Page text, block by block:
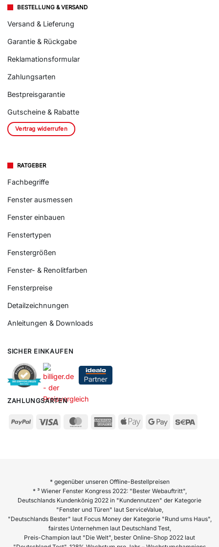
BESTELLUNG & VERSAND
Versand & Lieferung
Garantie & Rückgabe
Reklamationsformular
Zahlungsarten
Bestpreisgarantie
Gutscheine & Rabatte
Vertrag widerrufen
RATGEBER
Fachbegriffe
Fenster ausmessen
Fenster einbauen
Fenstertypen
Fenstergrößen
Fenster- & Renolitfarben
Fensterpreise
Detailzeichnungen
Anleitungen & Downloads
SICHER EINKAUFEN
ZAHLUNGSARTEN
* gegenüber unseren Offline-Bestellpreisen
* ³ Wiener Fenster Kongress 2022: "Bester Webauftritt",
Deutschlands Kundenkönig 2022 in "Kundennutzen" der Kategorie
"Fenster und Türen" laut ServiceValue,
"Deutschlands Bester" laut Focus Money der Kategorie "Rund ums Haus",
fairstes Unternehmen laut Deutschland Test,
Preis-Champion laut "Die Welt", bester Online-Shop 2022 laut